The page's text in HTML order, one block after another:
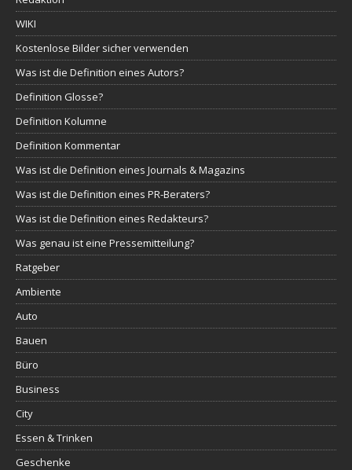
WIKI
Kostenlose Bilder sicher verwenden
Was ist die Definition eines Autors?
Definition Glosse?
Definition Kolumne
Definition Kommentar
Was ist die Definition eines Journals & Magazins
Was ist die Definition eines PR-Beraters?
Was ist die Definition eines Redakteurs?
Was genau ist eine Pressemitteilung?
Ratgeber
Ambiente
Auto
Bauen
Büro
Business
City
Essen & Trinken
Geschenke